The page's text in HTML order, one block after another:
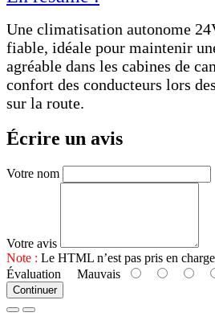
Une climatisation autonome
fiable, idéale pour maintenir
agréable dans les cabines de
confort des conducteurs lors
sur la route.
Écrire un avis
Votre nom
Votre avis
Note : Le HTML n’est pas pris en
Évaluation Mauvais
Continuer